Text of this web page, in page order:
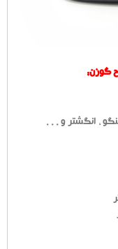
گوزن:
، انگشتر و . . .